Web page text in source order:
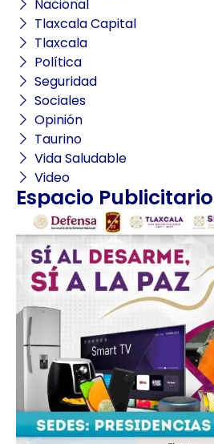
Nacional
Tlaxcala Capital
Tlaxcala
Política
Seguridad
Sociales
Opinión
Taurino
Vida Saludable
Video
Espacio Publicitario